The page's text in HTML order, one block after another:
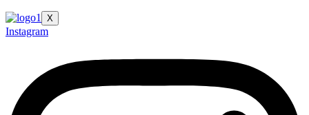
X
Instagram